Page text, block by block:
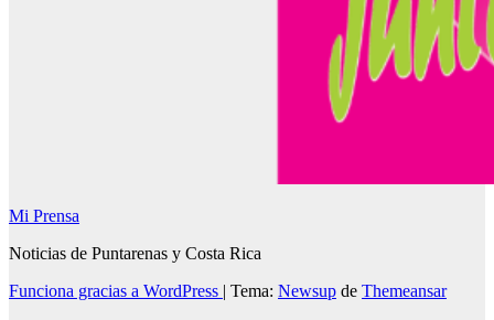
Mi Prensa
Noticias de Puntarenas y Costa Rica
Funciona gracias a WordPress | Tema: Newsup de Themeansar